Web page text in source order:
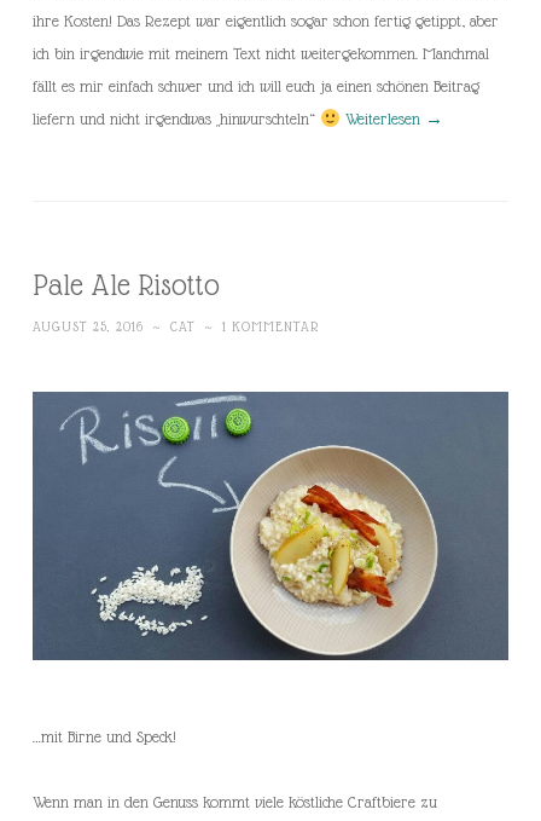
ihre Kosten! Das Rezept war eigentlich sogar schon fertig getippt, aber
ich bin irgendwie mit meinem Text nicht weitergekommen. Manchmal
fällt es mir einfach schwer und ich will euch ja einen schönen Beitrag
liefern und nicht irgendwas „hinwurschteln“
Weiterlesen →
Pale Ale Risotto
AUGUST 25, 2016 ~ CAT ~ 1 KOMMENTAR
…mit Birne und Speck!
Wenn man in den Genuss kommt viele köstliche Craftbiere zu